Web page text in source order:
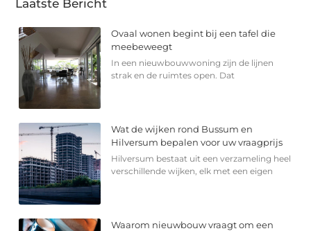
Laatste Bericht
Ovaal wonen begint bij een tafel die
meebeweegt
In een nieuwbouwwoning zijn de lijnen
strak en de ruimtes open. Dat
Wat de wijken rond Bussum en
Hilversum bepalen voor uw vraagprijs
Hilversum bestaat uit een verzameling heel
verschillende wijken, elk met een eigen
Waarom nieuwbouw vraagt om een